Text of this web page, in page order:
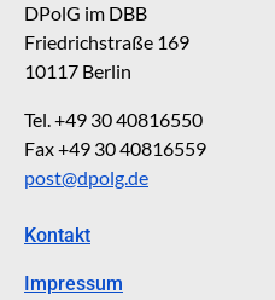
DPolG im DBB
Friedrichstraße 169
10117 Berlin
Tel. +49 30 40816550
Fax +49 30 40816559
post@dpolg.de
Kontakt
Impressum